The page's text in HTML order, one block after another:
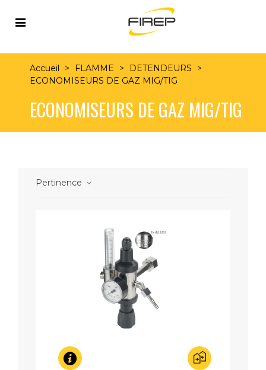
Accueil > FLAMME > DETENDEURS
>
ECONOMISEURS DE GAZ MIG/TIG
ECONOMISEURS DE GAZ MIG/TIG
Pertinence